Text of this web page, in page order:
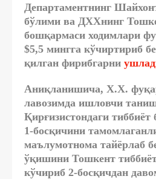
Департаментнинг
бўлими ва ДХХнинг
бошқармаси ходимлари
$5,5 мингга кўчиртириб
қилган фирибгарни
Аниқланишича, Х.Х.
лавозимда ишловчи
Қирғизистондаги
1-босқичини
маълумотнома тайёрлаб
ўқишини Тошкент
кўчириб 2-босқичдан